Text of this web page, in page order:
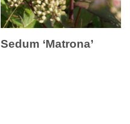
Sedum ‘Matrona’